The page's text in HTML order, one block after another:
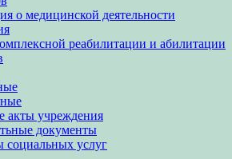
о медицинской деятельности
реабилитации и абилитации
акты учреждения
документы
социальных услуг